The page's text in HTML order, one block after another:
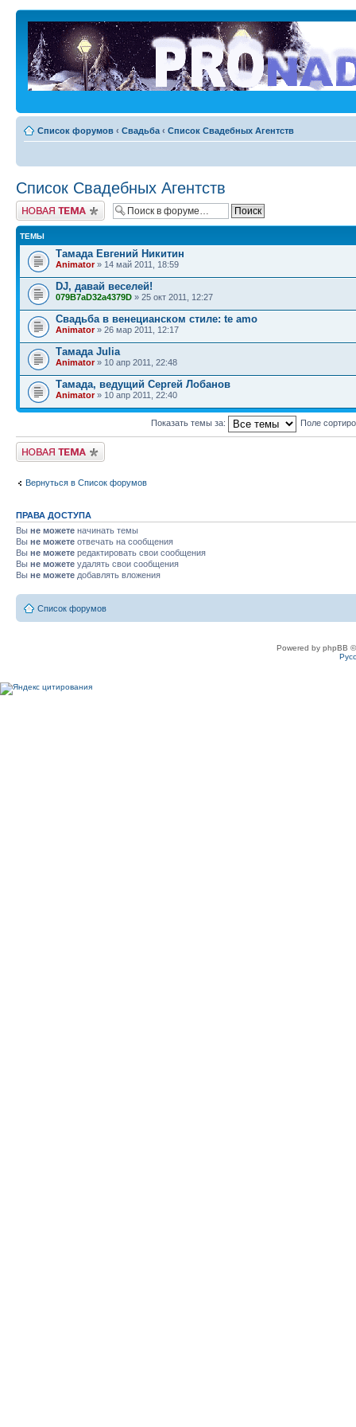
Список форумов ‹ Свадьба ‹ Список Свадебных Агентств
Список Свадебных Агентств
Новая тема
ТЕМЫ
Тамада Евгений Никитин
Animator» 14 май 2011, 18:59
DJ, давай веселей!
079B7aD32a4379D » 25 окт 2011, 12:27
Свадьба в венецианском стиле: te amo
Animator» 26 мар 2011, 12:17
Тамада Julia
Animator» 10 апр 2011, 22:48
Тамада, ведущий Сергей Лобанов
Animator» 10 апр 2011, 22:40
Показать темы за: Поле
Новая тема
Вернуться в Список форумов
ПРАВА ДОСТУПА
Вы не можете начинать темы
Вы не можете отвечать на сообщения
Вы не можете редактировать свои сообщения
Вы не можете удалять свои сообщения
Вы не можете добавлять вложения
Список форумов
Powered by phpBB